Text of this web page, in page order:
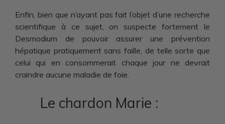
Enfin, bien que n’ayant pas fait l’objet d’une recherche
scientifique à ce sujet, on suspecte fortement le
Desmodium de pouvoir assurer une prévention
hépatique pratiquement sans faille, de telle sorte que
celui qui en consommerait chaque jour ne devrait
craindre aucune maladie de foie.
Le chardon Marie :